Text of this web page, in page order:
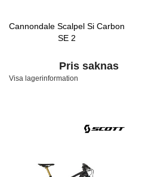
Cannondale Scalpel Si Carbon
SE 2
Pris saknas
Visa lagerinformation